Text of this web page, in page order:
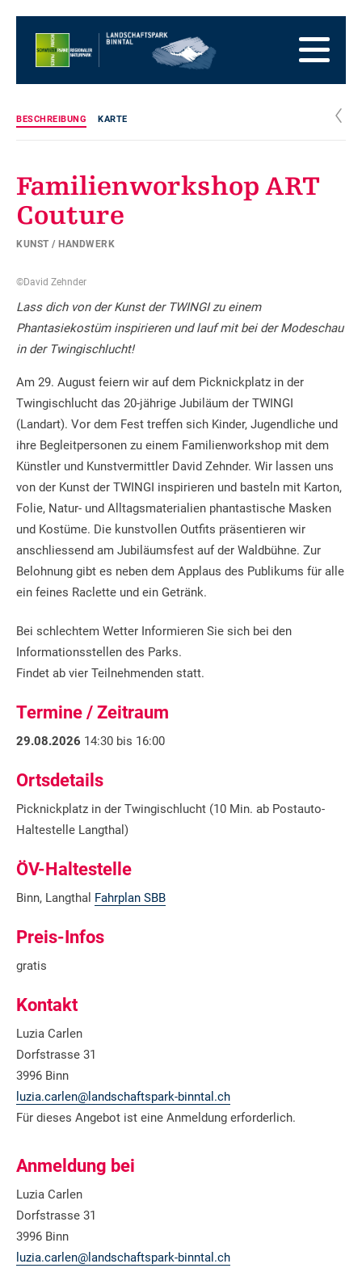
Startseite
Hauptnavigation
Sitemap
ZurBESCHREIBUNG KARTE c
Familienworkshop ART
Couture
KUNST / HANDWERK
©David Zehnder
Lass dich von der Kunst der TWINGI zu einem
Phantasiekostüm inspirieren und lauf mit bei der Modeschau
in der Twingischlucht!
Am 29. August feiern wir auf dem Picknickplatz in der
Twingischlucht das 20-jährige Jubiläum der TWINGI
(Landart). Vor dem Fest treffen sich Kinder, Jugendliche und
ihre Begleitpersonen zu einem Familienworkshop mit dem
Künstler und Kunstvermittler David Zehnder. Wir lassen uns
von der Kunst der TWINGI inspirieren und basteln mit Karton,
Folie, Natur- und Alltagsmaterialien phantastische Masken
und Kostüme. Die kunstvollen Outfits präsentieren wir
anschliessend am Jubiläumsfest auf der Waldbühne. Zur
Belohnung gibt es neben dem Applaus des Publikums für alle
ein feines Raclette und ein Getränk.
Bei schlechtem Wetter Informieren Sie sich bei den
Informationsstellen des Parks.
Findet ab vier Teilnehmenden statt.
Termine / Zeitraum
29.08.2026 14:30 bis 16:00
Ortsdetails
Picknickplatz in der Twingischlucht (10 Min. ab Postauto-
Haltestelle Langthal)
ÖV-Haltestelle
Binn, Langthal Fahrplan SBB
Preis-Infos
gratis
Kontakt
Luzia Carlen
Dorfstrasse 31
3996 Binn
luzia.carlen@landschaftspark-binntal.ch
Für dieses Angebot ist eine Anmeldung erforderlich.
Anmeldung bei
Luzia Carlen
Dorfstrasse 31
3996 Binn
luzia.carlen@landschaftspark-binntal.ch